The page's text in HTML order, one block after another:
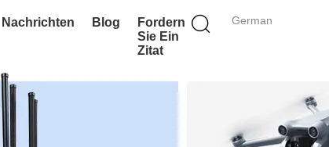
German
Nachrichten Blog
Fordern
Sie Ein
Zitat